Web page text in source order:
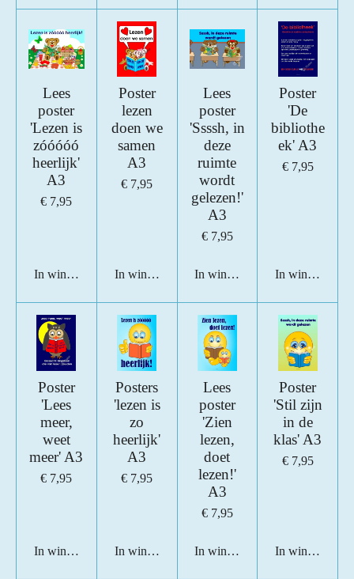
Lees
poster
'Lezen is
zóóóóó
heerlijk'
A3
€ 7,95
In winkelwagen
Poster
lezen
doen we
samen
A3
€ 7,95
In winkelwagen
Lees
poster
'Ssssh, in
deze
ruimte
wordt
gelezen!'
A3
€ 7,95
In winkelwagen
Poster
'De
bibliothe
ek' A3
€ 7,95
In
Poster
'Lees
meer,
weet
meer' A3
€ 7,95
In winkelwagen
Posters
'lezen is
zo
heerlijk'
A3
€ 7,95
In winkelwagen
Lees
poster
'Zien
lezen,
doet
lezen!'
A3
€ 7,95
In winkelwagen
Poster
'Stil zijn
in de
klas' A3
€ 7,95
In